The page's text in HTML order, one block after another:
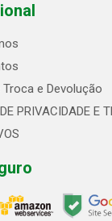
e Devolução
PRIVACIDADE E